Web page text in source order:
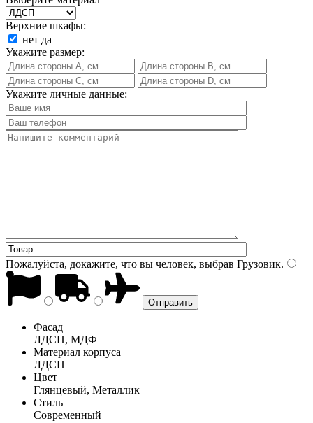
Верхние шкафы:
нет да
Укажите размер:
Укажите личные данные:
Пожалуйста, докажите, что вы человек, выбрав Грузовик.
Фасад
ЛДСП, МДФ
Материал корпуса
ЛДСП
Цвет
Глянцевый, Металлик
Стиль
Современный